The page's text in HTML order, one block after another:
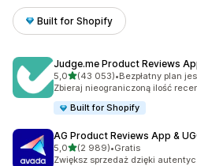
Built for Shopify
Judge.me Product Reviews
5,0na 5 gwiazdek
(43 053)
Łączna liczba recenzji: 43053
•Bezpłatny plan
Zbieraj nieograniczoną ilość
Built for Shopify
AG Product Reviews App &
5,0na 5 gwiazdek
(2 989)
Łączna liczba recenzji: 2989
•Gratis
Zwiększ sprzedaż dzięki